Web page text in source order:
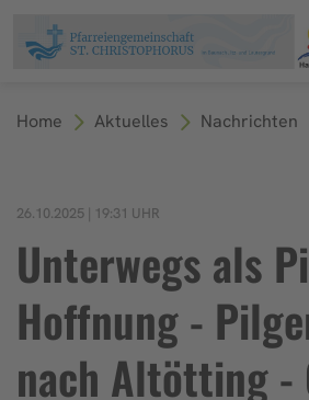
Home Aktuelles Nachrichten
26.10.2025 | 19:31 UHR
Unterwegs als
Hoffnung -
nach Altötting -